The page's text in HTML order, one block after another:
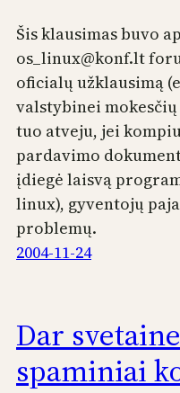
Šis klausimas buvo
os_linux@konf.lt
oficialų užklausimą
valstybinei
tuo atveju, jei
pardavimo
įdiegė laisvą
linux), gyventojų
problemų.
2004-11-24
Dar
spaminiai